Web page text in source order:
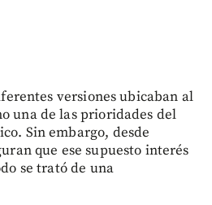
versiones ubicaban al
una de las prioridades del
Sin embargo, desde
que ese supuesto interés
se trató de una